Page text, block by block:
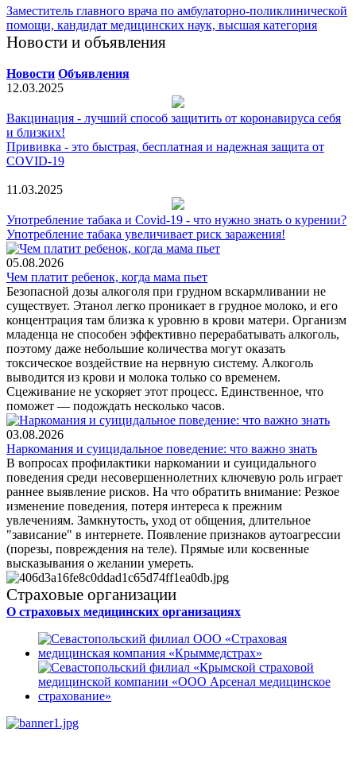
Заместитель главного врача по амбулаторно-поликлинической
помощи, кандидат медицинских наук, высшая категория
Новости и объявления
Новости Объявления
12.03.2025
Вакцинация - лучший способ защитить от коронавируса себя
и близких!
Прививка - это быстрая, бесплатная и надежная защита от
COVID-19
11.03.2025
Употребление табака и Covid-19 - что нужно знать о курении?
Употребление табака увеличивает риск заражения!
05.08.2026
Чем платит ребенок, когда мама пьет
Безопасной дозы алкоголя при грудном вскармливании не
существует. Этанол легко проникает в грудное молоко, и его
концентрация там близка к уровню в крови матери. Организм
младенца не способен эффективно перерабатывать алкоголь,
поэтому даже небольшие количества могут оказать
токсическое воздействие на нервную систему. Алкоголь
выводится из крови и молока только со временем.
Сцеживание не ускоряет этот процесс. Единственное, что
поможет — подождать несколько часов.
03.08.2026
Наркомания и суицидальное поведение: что важно знать
В вопросах профилактики наркомании и суицидального
поведения среди несовершеннолетних ключевую роль играет
раннее выявление рисков. На что обратить внимание: Резкое
изменение поведения, потеря интереса к прежним
увлечениям. Замкнутость, уход от общения, длительное
"зависание" в интернете. Появление признаков аутоагрессии
(порезы, повреждения на теле). Прямые или косвенные
высказывания о желании умереть.
Страховые организации
О страховых медицинских организациях